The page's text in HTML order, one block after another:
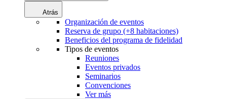
Atrás
Organización de eventos
Reserva de grupo (+8 habitaciones)
Beneficios del programa de fidelidad
Tipos de eventos
Reuniones
Eventos privados
Seminarios
Convenciones
Ver más